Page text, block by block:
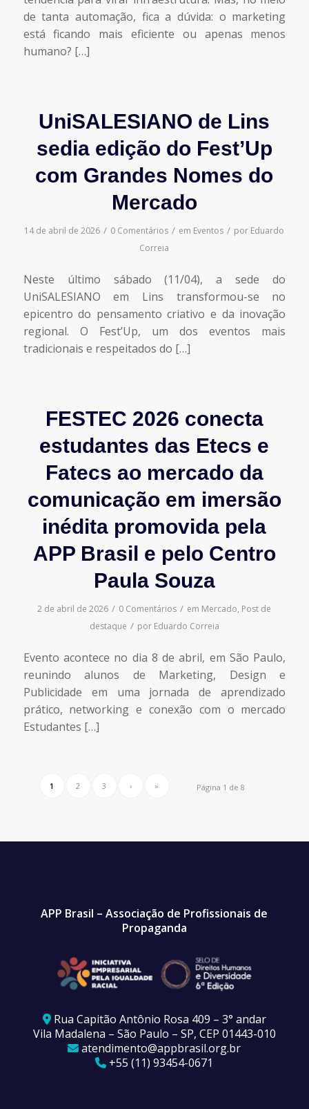
de tanta automação, fica a dúvida: o marketing
está ficando mais eficiente ou apenas menos
humano? […]
UniSALESIANO de Lins
sedia edição do Fest’Up
com Grandes Nomes do
Mercado
14 de abril de 2026 / 0 Comentários / em Eventos / por Eduardo
Correia
Neste último sábado (11/04), a sede do
UniSALESIANO em Lins transformou-se no
epicentro do pensamento criativo e da inovação
regional. O Fest’Up, um dos eventos mais
tradicionais e respeitados do […]
FESTEC 2026 conecta
estudantes das Etecs e
Fatecs ao mercado da
comunicação em imersão
inédita promovida pela
APP Brasil e pelo Centro
Paula Souza
2 de abril de 2026 / 0 Comentários / em Mercado, Post de
destaque / por Eduardo Correia
Evento acontece no dia 8 de abril, em São Paulo,
reunindo alunos de Marketing, Design e
Publicidade em uma jornada de aprendizado
prático, networking e conexão com o mercado
Estudantes […]
Página 1 de 8
1 2 3 › »
APP Brasil – Associação de Profissionais de
Propaganda
Rua Capitão Antônio Rosa 409 – 3° andar
Vila Madalena – São Paulo – SP, CEP 01443-010
atendimento@appbrasil.org.br
+55 (11) 93454-0671